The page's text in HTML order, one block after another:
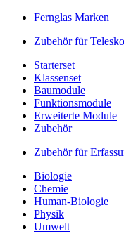
Fernglas Marken
Zubehör für
Starterset
Klassenset
Baumodule
Funktionsmodule
Erweiterte Module
Zubehör
Zubehör für
Biologie
Chemie
Human-Biologie
Physik
Umwelt